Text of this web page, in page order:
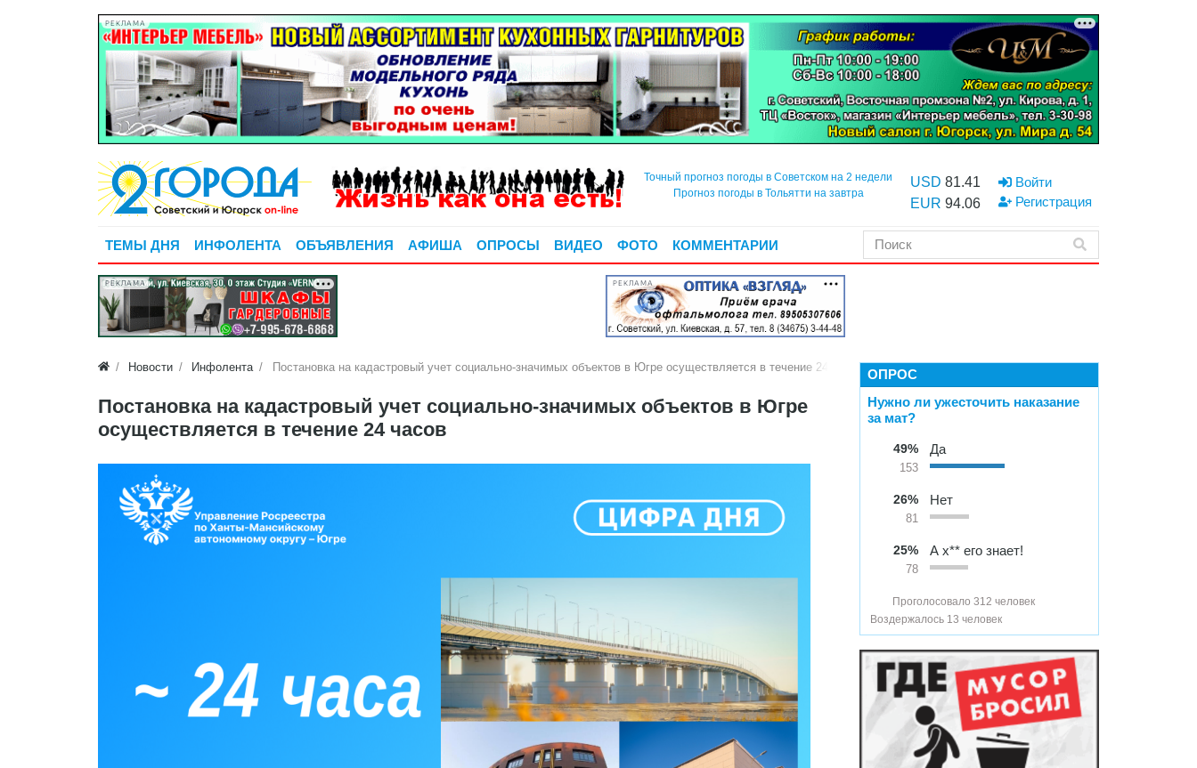
РЕКЛАМА
Точный прогноз погоды в Советском на 2 недели
Прогноз погоды в Тольятти на завтра
USD 81.41
EUR 94.06
Войти
Регистрация
ТЕМЫ ДНЯ ИНФОЛЕНТА ОБЪЯВЛЕНИЯ АФИША ОПРОСЫ ВИДЕО ФОТО КОММЕНТАРИИ
РЕКЛАМА РЕКЛАМА
Новости Инфолента Постановка на кадастровый учет социально-значимых объектов в Югре осуществляется в течение 24 часов
Постановка на кадастровый учет социально-значимых объектов в Югре
осуществляется в течение 24 часов
ОПРОС
Нужно ли ужесточить наказание
за мат?
49%
153
Да
26%
81
Нет
25%
78
А х** его знает!
Проголосовало 312 человек
Воздержалось 13 человек